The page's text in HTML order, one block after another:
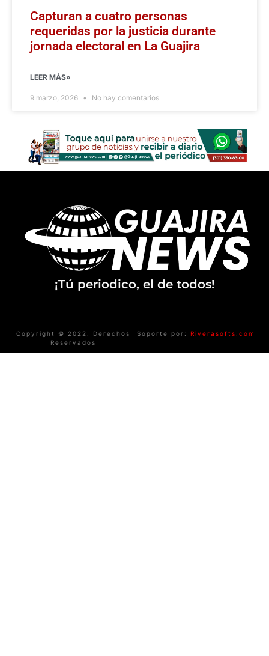
Capturan a cuatro personas
requeridas por la justicia durante
jornada electoral en La Guajira
LEER MÁS»
9 marzo, 2026 No hay comentarios
¡Tú periodico, el de todos!
Copyright © 2022. Derechos
Reservados
Soporte por: Riverasofts.com